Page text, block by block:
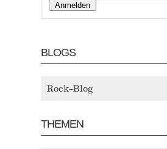
BLOGS
Rock-Blog
THEMEN